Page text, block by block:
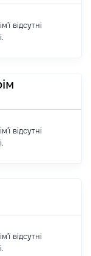
відсутні
відсутні
відсутні